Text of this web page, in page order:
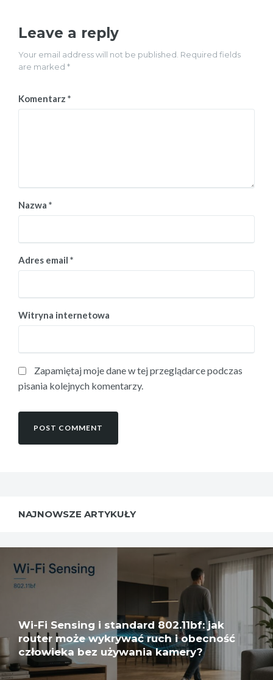
Leave a reply
Your email address will not be published. Required fields
are marked *
Komentarz *
Nazwa *
Adres email *
Witryna internetowa
Zapamiętaj moje dane w tej przeglądarce podczas
pisania kolejnych komentarzy.
NAJNOWSZE ARTYKUŁY
Wi-Fi Sensing i standard 802.11bf: jak
router może wykrywać ruch i obecność
człowieka bez używania kamery?